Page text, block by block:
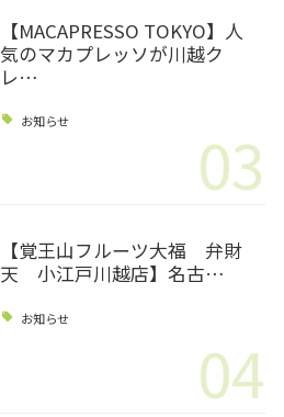
【MACAPRESSO TOKYO】人
気のマカプレッソが川越ク
レ…
お知らせ 03
【覚王山フルーツ大福 弁財
天 小江戸川越店】名古…
お知らせ
04